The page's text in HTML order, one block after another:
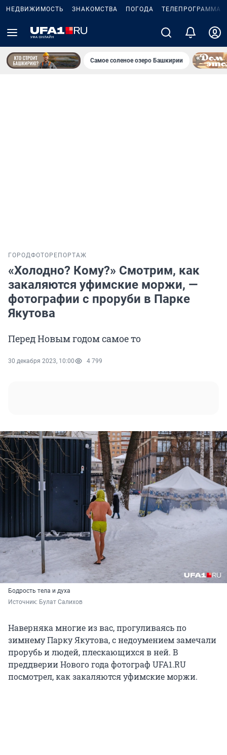
НЕДВИЖИМОСТЬ ЗНАКОМСТВА ПОГОДА ТЕЛЕПРОГРАММА
Самое соленое озеро Башкирии
ГОРОДФОТОРЕПОРТАЖ
«Холодно? Кому?» Смотрим, как
закаляются уфимские моржи, —
фотографии с проруби в Парке
Якутова
Перед Новым годом самое то
30 декабря 2023, 10:00 4 799
Бодрость тела и духа
Источник: Булат Салихов
Наверняка многие из вас, прогуливаясь по
зимнему Парку Якутова, с недоумением замечали
прорубь и людей, плескающихся в ней. В
преддверии Нового года фотограф UFA1.RU
посмотрел, как закаляются уфимские моржи.